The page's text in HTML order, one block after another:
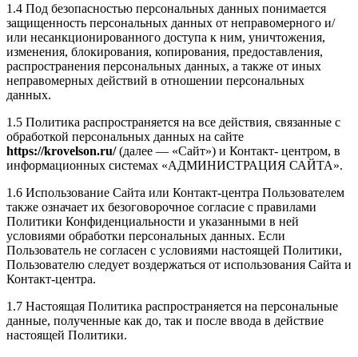
1.4 Под безопасностью персональных данных понимается
защищенность персональных данных от неправомерного и/
или несанкционированного доступа к ним, уничтожения,
изменения, блокирования, копирования, предоставления,
распространения персональных данных, а также от иных
неправомерных действий в отношении персональных
данных.
1.5 Политика распространяется на все действия, связанные с
обработкой персональных данных на сайте
https://krovelson.ru/(далее — «Сайт») и Контакт- центром, в
информационных системах «АДМИНИСТРАЦИЯ САЙТА».
1.6 Использование Сайта или Контакт-центра Пользователем
также означает их безоговорочное согласие с правилами
Политики Конфиденциальности и указанными в ней
условиями обработки персональных данных. Если
Пользователь не согласен с условиями настоящей Политики,
Пользователю следует воздержаться от использования Сайта и
Контакт-центра.
1.7 Настоящая Политика распространяется на персональные
данные, полученные как до, так и после ввода в действие
настоящей Политики.